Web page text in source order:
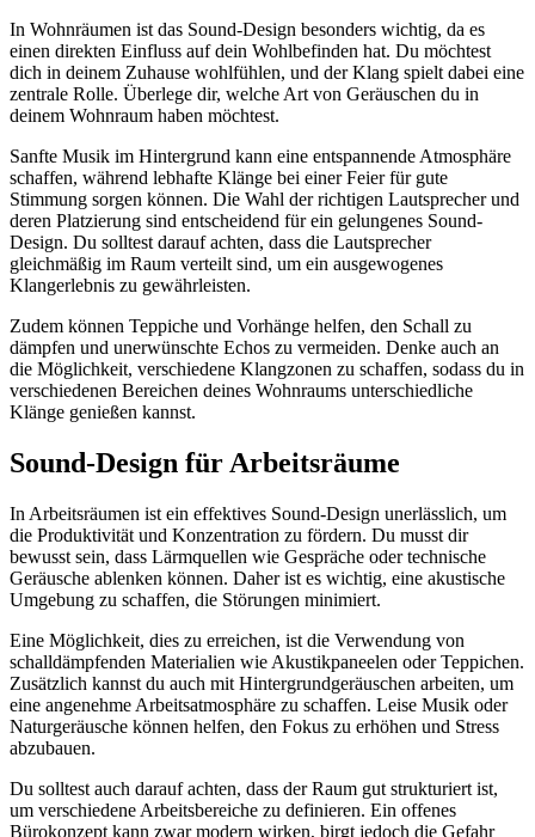
In Wohnräumen ist das Sound-Design besonders wichtig, da es
einen direkten Einfluss auf dein Wohlbefinden hat. Du möchtest
dich in deinem Zuhause wohlfühlen, und der Klang spielt dabei eine
zentrale Rolle. Überlege dir, welche Art von Geräuschen du in
deinem Wohnraum haben möchtest.
Sanfte Musik im Hintergrund kann eine entspannende Atmosphäre
schaffen, während lebhafte Klänge bei einer Feier für gute
Stimmung sorgen können. Die Wahl der richtigen Lautsprecher und
deren Platzierung sind entscheidend für ein gelungenes Sound-
Design. Du solltest darauf achten, dass die Lautsprecher
gleichmäßig im Raum verteilt sind, um ein ausgewogenes
Klangerlebnis zu gewährleisten.
Zudem können Teppiche und Vorhänge helfen, den Schall zu
dämpfen und unerwünschte Echos zu vermeiden. Denke auch an
die Möglichkeit, verschiedene Klangzonen zu schaffen, sodass du in
verschiedenen Bereichen deines Wohnraums unterschiedliche
Klänge genießen kannst.
Sound-Design für Arbeitsräume
In Arbeitsräumen ist ein effektives Sound-Design unerlässlich, um
die Produktivität und Konzentration zu fördern. Du musst dir
bewusst sein, dass Lärmquellen wie Gespräche oder technische
Geräusche ablenken können. Daher ist es wichtig, eine akustische
Umgebung zu schaffen, die Störungen minimiert.
Eine Möglichkeit, dies zu erreichen, ist die Verwendung von
schalldämpfenden Materialien wie Akustikpaneelen oder Teppichen.
Zusätzlich kannst du auch mit Hintergrundgeräuschen arbeiten, um
eine angenehme Arbeitsatmosphäre zu schaffen. Leise Musik oder
Naturgeräusche können helfen, den Fokus zu erhöhen und Stress
abzubauen.
Du solltest auch darauf achten, dass der Raum gut strukturiert ist,
um verschiedene Arbeitsbereiche zu definieren. Ein offenes
Bürokonzept kann zwar modern wirken, birgt jedoch die Gefahr